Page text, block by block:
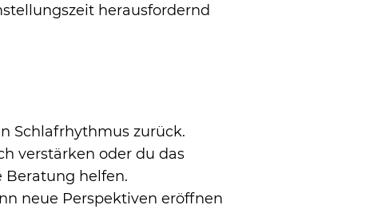
herausfordernd
Schlafrhythmus zurück.
verstärken oder du das
Beratung helfen.
neue Perspektiven eröffnen